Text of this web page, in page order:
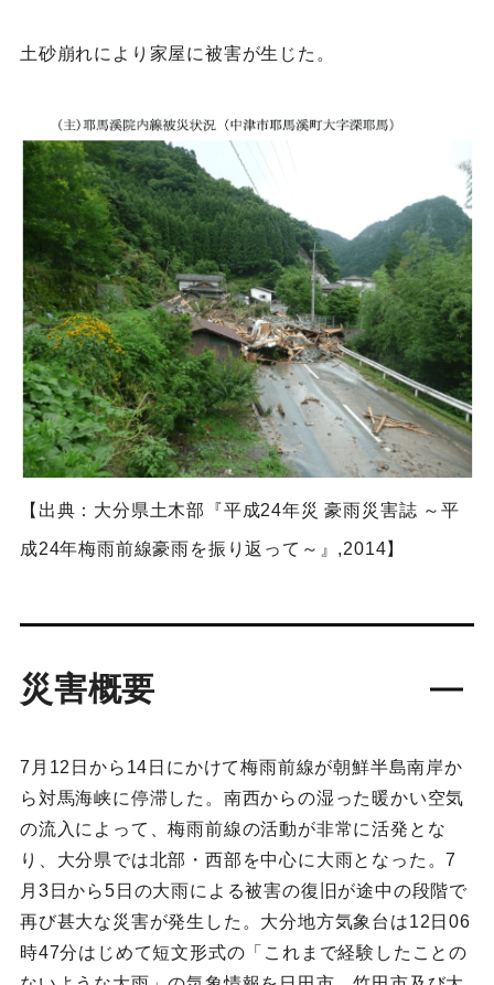
土砂崩れにより家屋に被害が生じた。
【出典：大分県土木部『平成24年災 豪雨災害誌 ～平
成24年梅雨前線豪雨を振り返って～』,2014】
災害概要
7月12日から14日にかけて梅雨前線が朝鮮半島南岸か
ら対馬海峡に停滞した。南西からの湿った暖かい空気
の流入によって、梅雨前線の活動が非常に活発とな
り、大分県では北部・西部を中心に大雨となった。7
月3日から5日の大雨による被害の復旧が途中の段階で
再び甚大な災害が発生した。大分地方気象台は12日06
時47分はじめて短文形式の「これまで経験したことの